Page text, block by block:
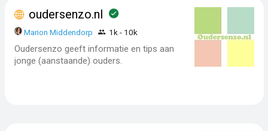
oudersenzo.nl
Marion Middendorp 1k - 10k
Oudersenzo geeft informatie en tips aan
jonge (aanstaande) ouders.